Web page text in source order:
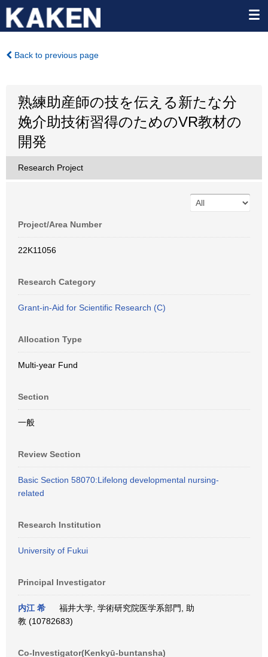
Back to previous page
熟練助産師の技を伝える新たな分
娩介助技術習得のためのVR教材の
開発
Research Project
Project/Area Number
22K11056
Research Category
Grant-in-Aid for Scientific Research (C)
Allocation Type
Multi-year Fund
Section
一般
Review Section
Basic Section 58070:Lifelong developmental nursing-
related
Research Institution
University of Fukui
Principal Investigator
内江 希
福井大学, 学術研究院医学系部門, 助
教 (10782683)
Co-Investigator(Kenkyū-buntansha)